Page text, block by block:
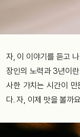
자, 이 이야기를 듣고
장인의 노력과 3년이
사한 가치는 시간이 만
다. 자, 이제 맛을 볼까